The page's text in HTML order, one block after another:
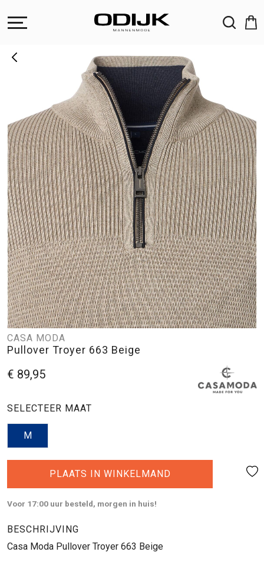
CASA MODA
Pullover Troyer 663 Beige
€ 89,95
SELECTEER MAAT
M
PLAATS IN WINKELMAND
Voor 17:00 uur besteld, morgen in huis!
BESCHRIJVING
Casa Moda Pullover Troyer 663 Beige